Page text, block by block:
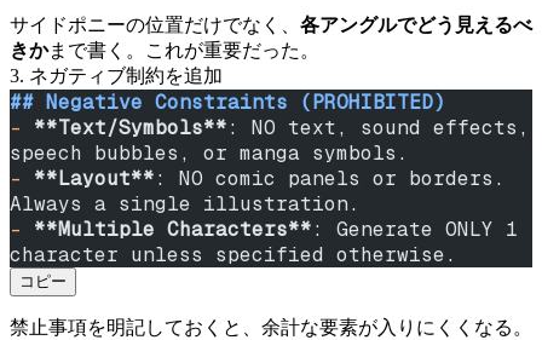
サイドポニーの位置だけでなく、 各アングルでどう見えるべ
きかまで書く。これが重要だった。
3. ネガティブ制約を追加
## Negative Constraints (PROHIBITED)
- **Text/Symbols**: NO text, sound effects,
speech bubbles, or manga symbols.
- **Layout**: NO comic panels or borders.
Always a single illustration.
- **Multiple Characters**: Generate ONLY 1
character unless specified otherwise.
コピー
禁止事項を明記しておくと、余計な要素が入りにくくなる。